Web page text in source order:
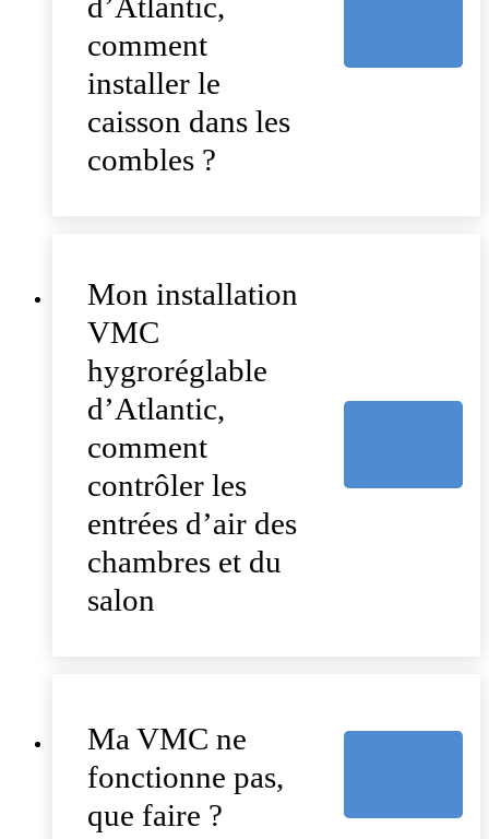
comment
installer le
caisson dans les
combles ?
Mon installation
VMC
hygroréglable
d’Atlantic,
comment
contrôler les
entrées d’air des
chambres et du
salon
Ma VMC ne
fonctionne pas,
que faire ?